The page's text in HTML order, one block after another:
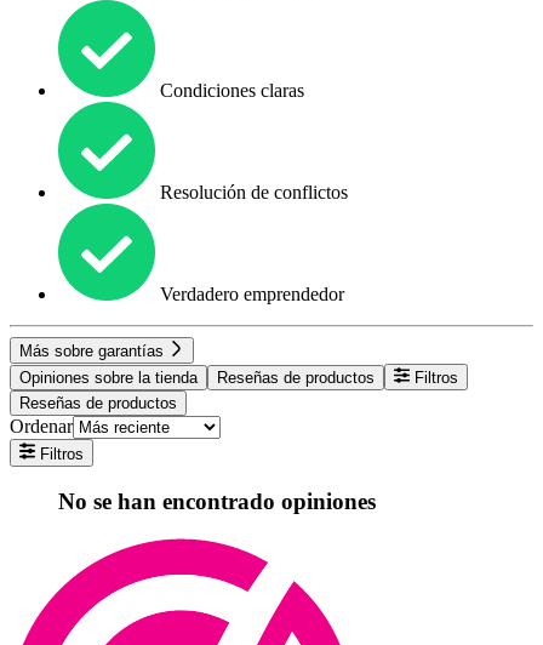
Condiciones claras
Resolución de conflictos
Verdadero emprendedor
Más sobre garantías
Opiniones sobre la tienda
Reseñas de productos
Filtros
Reseñas de productos
Ordenar
Filtros
No se han encontrado opiniones